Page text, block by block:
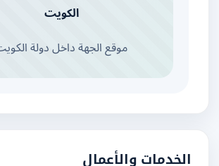
الكويت
موقع الجهة داخل دولة الكويت
الخدمات والأعمال